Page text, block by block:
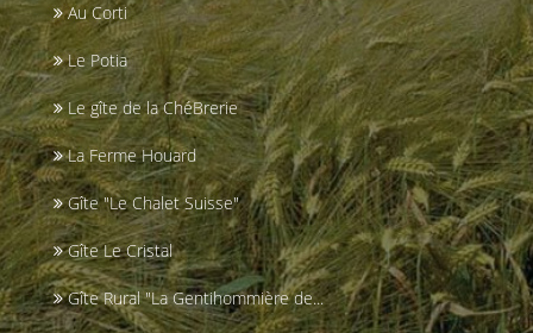
Au Corti
Le Potia
Le gîte de la ChéBrerie
La Ferme Houard
Gîte "Le Chalet Suisse"
Gîte Le Cristal
Gîte Rural "La Gentihommière de...